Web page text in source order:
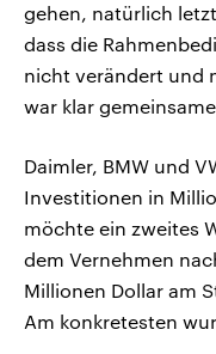
gehen, natürlich
dass die
nicht verändert und
war klar
Daimler, BMW und
Investitionen in
möchte ein zweites
dem Vernehmen
Millionen Dollar am
Am konkretesten